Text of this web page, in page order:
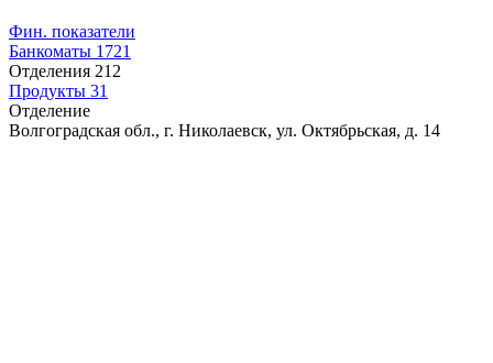
Фин. показатели
Банкоматы 1721
Отделения 212
Продукты 31
Отделение
Волгоградская обл., г. Николаевск, ул. Октябрьская, д. 14